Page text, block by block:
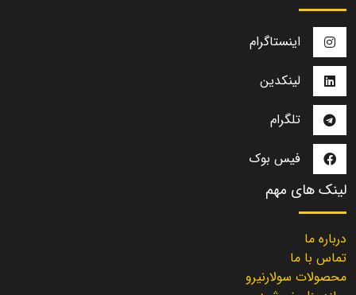
اینستاگرام
لینکدین
تلگرام
فیس بوک
لینک های مهم
درباره ما
تماس با ما
محصولات سولارنیرو